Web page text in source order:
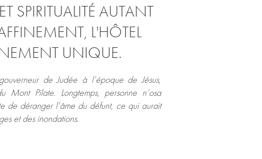
SPIRITUALITÉ AUTANT
L'HÔTEL
UNIQUE.
de Judée à l’époque de Jésus,
Mont Pilate.Longtemps, personne n’osa
de déranger l’âme du défunt, ce qui aurait
et des inondations.